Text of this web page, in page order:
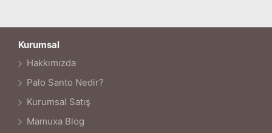
Doğal Tütsü Buketleri Nasıl Kullanılır?
Kurumsal
Hakkımızda
Palo Santo Nedir?
Kurumsal Satış
Mamuxa Blog